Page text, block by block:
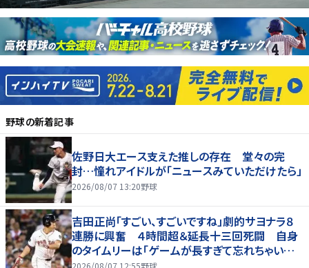
野球の新着記事
佐野日大エース支えた推しの存在 堂々の完
封…憧れアイドルが「ニュースみていただけたら」
2026/08/07 13:20野球
吉田正尚「すごい、すごいですね」劇的サヨナラ８
連勝に興奮 ４時間超＆延長十三回死闘 自身
のタイムリーは「ゲームが長すぎて忘れちゃいまし